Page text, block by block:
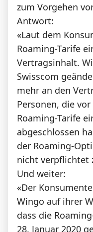
zum Vorgehen
Antwort:
«Laut dem
Roaming-Tarife
Vertragsinhalt.
Swisscom
mehr an den
Personen, die
Roaming-Tarife
abgeschlossen
der Roaming-
nicht verpflichtet
Und weiter:
«Der
Wingo auf ihrer
dass die
28. Januar 2020